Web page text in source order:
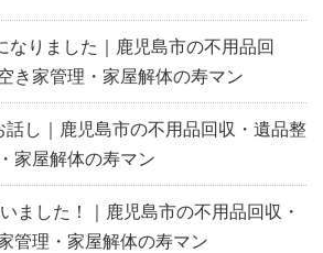
なりました｜鹿児島市の不用品回
き家管理・家屋解体の寿マン
し｜鹿児島市の不用品回収・遺品整
家屋解体の寿マン
ました！｜鹿児島市の不用品回収・
管理・家屋解体の寿マン